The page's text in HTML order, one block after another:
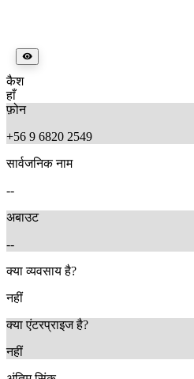
कैश
हाँ
फ़ोन
+56 9 6820 2549
सार्वजनिक नाम
--
अबाउट
--
क्या व्यवसाय है?
नहीं
क्या एंटरप्राइज है?
नहीं